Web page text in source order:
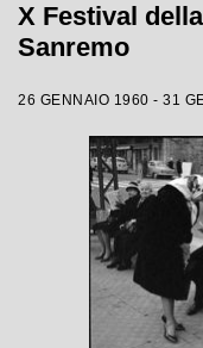
X Festival
Sanremo
26 GENNAIO 1960 - 31